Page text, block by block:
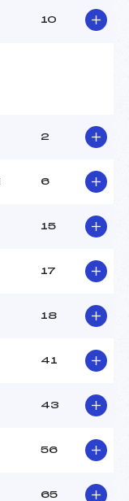
10
2
6
15
17
18
41
43
56
65